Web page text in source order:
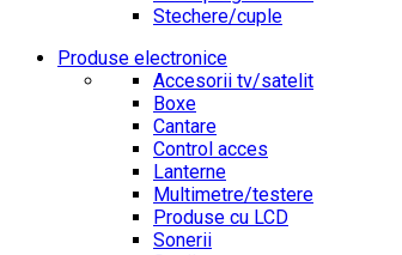
Stechere/cuple
Produse electronice
Accesorii tv/satelit
Boxe
Cantare
Control acces
Lanterne
Multimetre/testere
Produse cu LCD
Sonerii